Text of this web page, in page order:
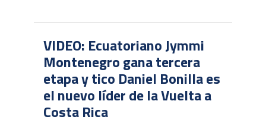
VIDEO: Ecuatoriano Jymmi
Montenegro gana tercera
etapa y tico Daniel Bonilla es
el nuevo líder de la Vuelta a
Costa Rica